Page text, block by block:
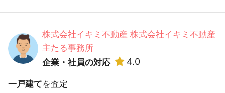
株式会社イキミ不動産 株式会社イキミ不動産
主たる事務所
企業・社員の対応
4.0
一戸建てを査定